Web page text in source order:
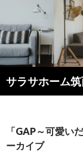
サラサホーム
索
ン「GAP～可愛い
ーカイブ